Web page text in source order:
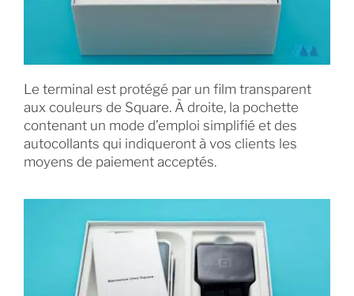
Le terminal est protégé par un film transparent
aux couleurs de Square. À droite, la pochette
contenant un mode d’emploi simplifié et des
autocollants qui indiqueront à vos clients les
moyens de paiement acceptés.